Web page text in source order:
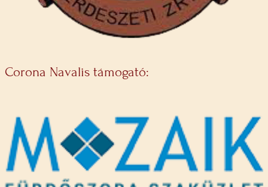
Corona Navalis támogató: